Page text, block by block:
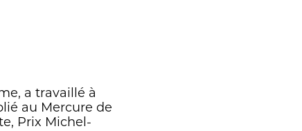
a travaillé à
au Mercure de
Prix Michel-